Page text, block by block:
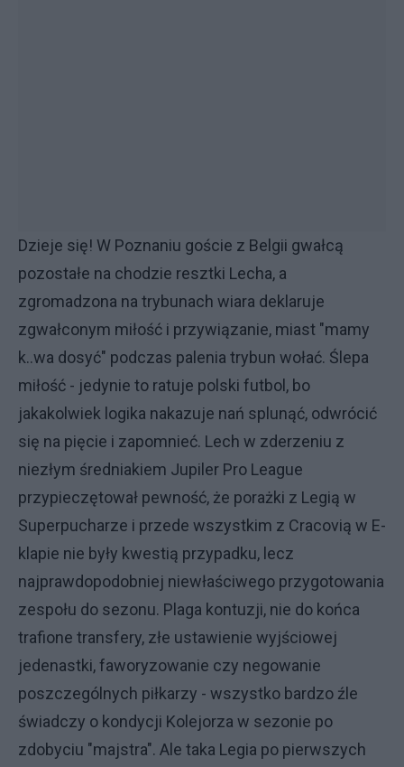
Dzieje się! W Poznaniu goście z Belgii gwałcą
pozostałe na chodzie resztki Lecha, a
zgromadzona na trybunach wiara deklaruje
zgwałconym miłość i przywiązanie, miast "mamy
k..wa dosyć" podczas palenia trybun wołać. Ślepa
miłość - jedynie to ratuje polski futbol, bo
jakakolwiek logika nakazuje nań splunąć, odwrócić
się na pięcie i zapomnieć. Lech w zderzeniu z
niezłym średniakiem Jupiler Pro League
przypieczętował pewność, że porażki z Legią w
Superpucharze i przede wszystkim z Cracovią w E-
klapie nie były kwestią przypadku, lecz
najprawdopodobniej niewłaściwego przygotowania
zespołu do sezonu. Plaga kontuzji, nie do końca
trafione transfery, złe ustawienie wyjściowej
jedenastki, faworyzowanie czy negowanie
poszczególnych piłkarzy - wszystko bardzo źle
świadczy o kondycji Kolejorza w sezonie po
zdobyciu "majstra". Ale taka Legia po pierwszych